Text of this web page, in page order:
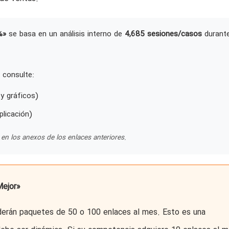
se basa en un análisis interno de 4,685 sesiones/casos
gráficos)
los anexos de los enlaces anteriores.
paquetes de 50 o 100 enlaces al mes. Esto es una